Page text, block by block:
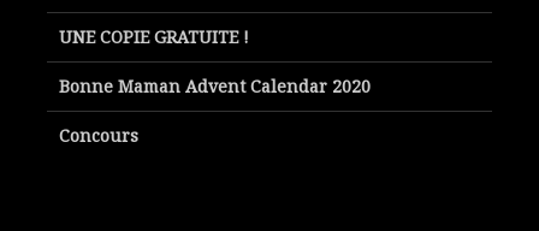
UNE COPIE GRATUITE !
Bonne Maman Advent Calendar 2020
Concours